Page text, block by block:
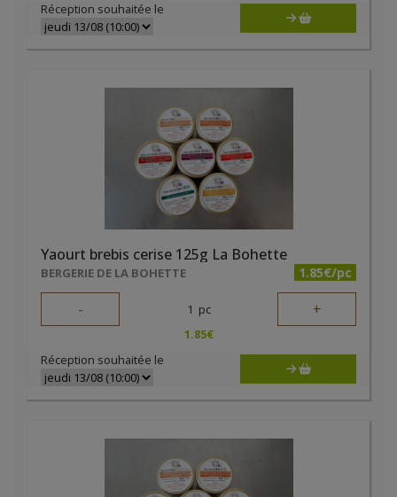
Réception souhaitée le
Yaourt brebis cerise 125g La Bohette
BERGERIE DE LA BOHETTE 1.85€/pc
- 1 pc +
1.85€
Réception souhaitée le